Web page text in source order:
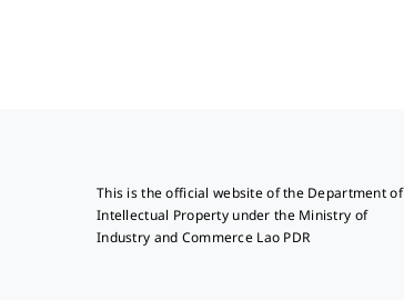
This is the official website of the Department of
Intellectual Property under the Ministry of
Industry and Commerce Lao PDR